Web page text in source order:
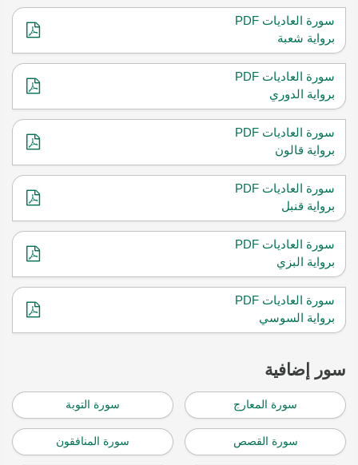
سورة العاديات PDF
برواية شعبة
سورة العاديات PDF
برواية الدوري
سورة العاديات PDF
برواية قالون
سورة العاديات PDF
برواية قنبل
سورة العاديات PDF
برواية البزي
سورة العاديات PDF
برواية السوسي
سور إضافية
سورة المعارج سورة التوبة
سورة القصص سورة المنافقون